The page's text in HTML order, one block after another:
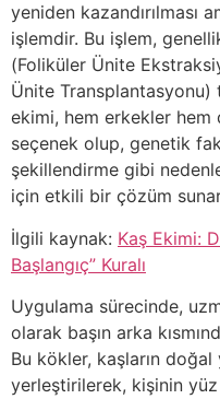
yeniden kazandırılması
işlemdir. Bu işlem,
(Foliküler Ünite
Ünite
ekimi, hem erkekler hem
seçenek olup, genetik
şekillendirme gibi
için etkili bir çözüm
İlgili kaynak: Kaş Ekimi:
Başlangıç” Kuralı
Uygulama sürecinde,
olarak başın arka
Bu kökler, kaşların doğal
yerleştirilerek, kişinin